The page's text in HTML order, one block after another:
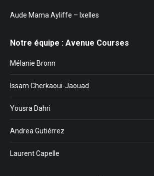
Aude Mama Ayliffe – Ixelles
Notre équipe : Avenue Courses
Mélanie Bronn
Issam Cherkaoui-Jaouad
Yousra Dahri
Andrea Gutiérrez
Laurent Capelle